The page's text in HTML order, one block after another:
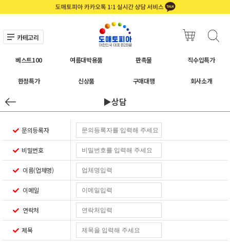
카테고리
베스트100 여름대박용품 판촉물 직수입특가
한정특가 신상품 구매대행 회사소개
▶상담
문의등록자
비밀번호
이름(업체명)
이메일
연락처
제목